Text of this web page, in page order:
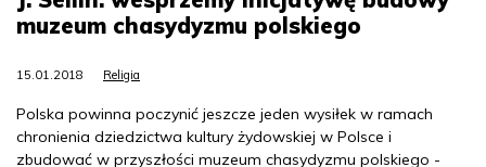
muzeum chasydyzmu polskiego
15.01.2018 Religia
Polska powinna poczynić jeszcze jeden wysiłek w ramach
chronienia dziedzictwa kultury żydowskiej w Polsce i
zbudować w przyszłości muzeum chasydyzmu polskiego -